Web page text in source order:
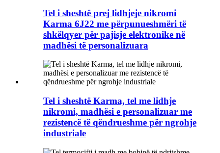
Tel i sheshtë prej lidhjeje nikromi
Karma 6J22 me përpunueshmëri të
shkëlqyer për pajisje elektronike në
madhësi të personalizuara
Tel i sheshtë Karma, tel me lidhje
nikromi, madhësi e personalizuar me
rezistencë të qëndrueshme për ngrohje
industriale